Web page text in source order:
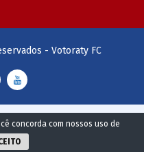
- Votoraty FC
concorda com nossos uso de